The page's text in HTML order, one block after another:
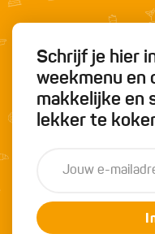
Schrijf je hier
weekmenu en
makkelijke en
lekker te